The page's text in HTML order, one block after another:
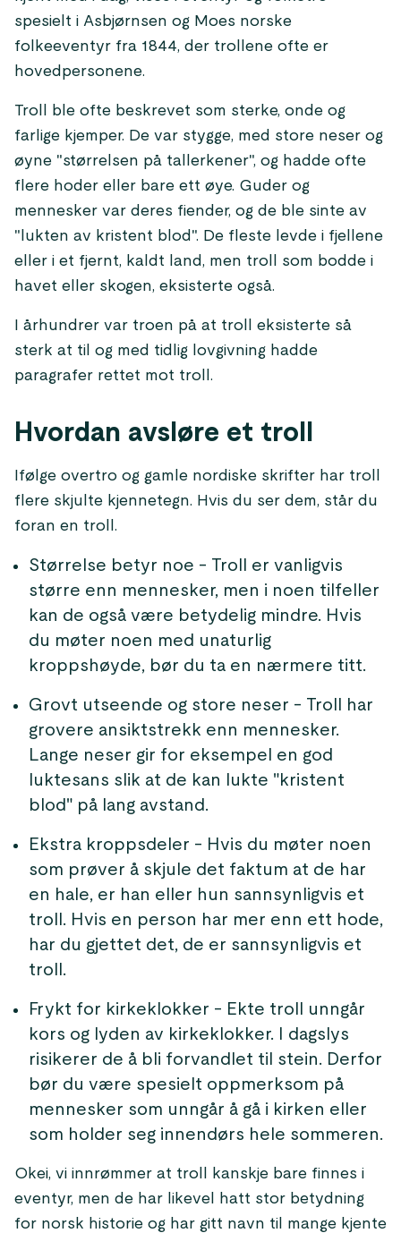
spesielt i Asbjørnsen og Moes norske
folkeeventyr fra 1844, der trollene ofte er
hovedpersonene.
Troll ble ofte beskrevet som sterke, onde og
farlige kjemper. De var stygge, med store neser og
øyne "størrelsen på tallerkener", og hadde ofte
flere hoder eller bare ett øye. Guder og
mennesker var deres fiender, og de ble sinte av
"lukten av kristent blod". De fleste levde i fjellene
eller i et fjernt, kaldt land, men troll som bodde i
havet eller skogen, eksisterte også.
I århundrer var troen på at troll eksisterte så
sterk at til og med tidlig lovgivning hadde
paragrafer rettet mot troll.
Hvordan avsløre et troll
Ifølge overtro og gamle nordiske skrifter har troll
flere skjulte kjennetegn. Hvis du ser dem, står du
foran en troll.
Størrelse betyr noe - Troll er vanligvis
større enn mennesker, men i noen tilfeller
kan de også være betydelig mindre. Hvis
du møter noen med unaturlig
kroppshøyde, bør du ta en nærmere titt.
Grovt utseende og store neser - Troll har
grovere ansiktstrekk enn mennesker.
Lange neser gir for eksempel en god
luktesans slik at de kan lukte "kristent
blod" på lang avstand.
Ekstra kroppsdeler - Hvis du møter noen
som prøver å skjule det faktum at de har
en hale, er han eller hun sannsynligvis et
troll. Hvis en person har mer enn ett hode,
har du gjettet det, de er sannsynligvis et
troll.
Frykt for kirkeklokker - Ekte troll unngår
kors og lyden av kirkeklokker. I dagslys
risikerer de å bli forvandlet til stein. Derfor
bør du være spesielt oppmerksom på
mennesker som unngår å gå i kirken eller
som holder seg innendørs hele sommeren.
Okei, vi innrømmer at troll kanskje bare finnes i
eventyr, men de har likevel hatt stor betydning
for norsk historie og har gitt navn til mange kjente